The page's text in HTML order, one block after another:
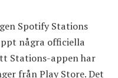
Spotify Stations
några officiella
Stations-appen har
från Play Store. Det